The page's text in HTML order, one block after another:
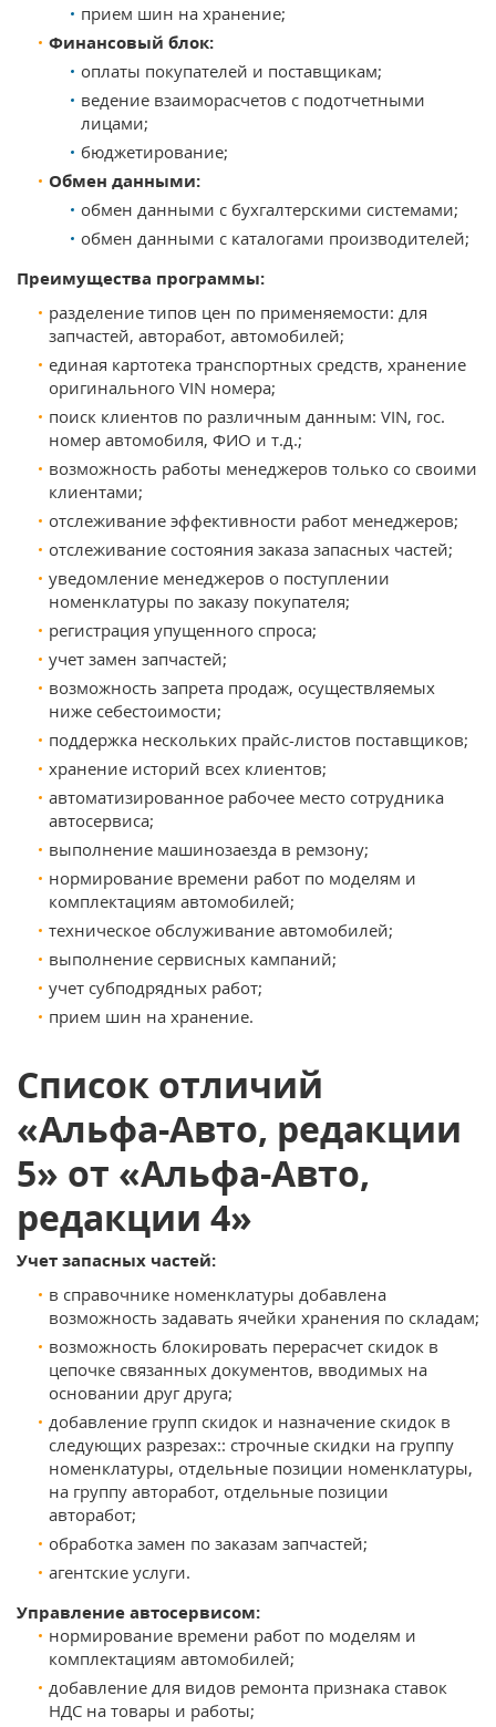
прием шин на хранение;
Финансовый блок:
оплаты покупателей и поставщикам;
ведение взаиморасчетов с подотчетными
лицами;
бюджетирование;
Обмен данными:
обмен данными с бухгалтерскими системами;
обмен данными с каталогами производителей;
Преимущества программы:
разделение типов цен по применяемости: для
запчастей, авторабот, автомобилей;
единая картотека транспортных средств, хранение
оригинального VIN номера;
поиск клиентов по различным данным: VIN, гос.
номер автомобиля, ФИО и т.д.;
возможность работы менеджеров только со своими
клиентами;
отслеживание эффективности работ менеджеров;
отслеживание состояния заказа запасных частей;
уведомление менеджеров о поступлении
номенклатуры по заказу покупателя;
регистрация упущенного спроса;
учет замен запчастей;
возможность запрета продаж, осуществляемых
ниже себестоимости;
поддержка нескольких прайс-листов поставщиков;
хранение историй всех клиентов;
автоматизированное рабочее место сотрудника
автосервиса;
выполнение машинозаезда в ремзону;
нормирование времени работ по моделям и
комплектациям автомобилей;
техническое обслуживание автомобилей;
выполнение сервисных кампаний;
учет субподрядных работ;
прием шин на хранение.
Список отличий
«Альфа-Авто, редакции
5» от «Альфа-Авто,
редакции 4»
Учет запасных частей:
в справочнике номенклатуры добавлена
возможность задавать ячейки хранения по складам;
возможность блокировать перерасчет скидок в
цепочке связанных документов, вводимых на
основании друг друга;
добавление групп скидок и назначение скидок в
следующих разрезах:: строчные скидки на группу
номенклатуры, отдельные позиции номенклатуры,
на группу авторабот, отдельные позиции
авторабот;
обработка замен по заказам запчастей;
агентские услуги.
Управление автосервисом:
нормирование времени работ по моделям и
комплектациям автомобилей;
добавление для видов ремонта признака ставок
НДС на товары и работы;